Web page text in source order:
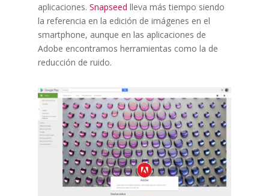
aplicaciones. Snapseed lleva más tiempo siendo
la referencia en la edición de imágenes en el
smartphone, aunque en las aplicaciones de
Adobe encontramos herramientas como la de
reducción de ruido.